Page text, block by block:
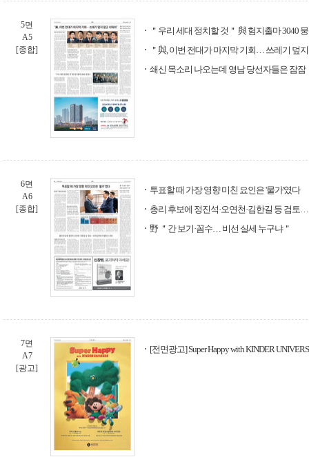
5면
A5
[종합]
＂우리 세대 정치할 것＂ 與 험지출마 3040
＂與, 이번 전대가 마지막 기회… 쓰레기 덮
쇄신 목소리 나오는데 영남 당선자들은 잠잠
6면
A6
[종합]
투표할 때 가장 영향 미친 요인은 '물가'였다
총리 후보에 정진석·오연천·김한길 등 검토
野 ＂간 보기·꼼수… 비선 실세 누구냐＂
7면
A7
[광고]
[전면광고] Super Happy with KINDER